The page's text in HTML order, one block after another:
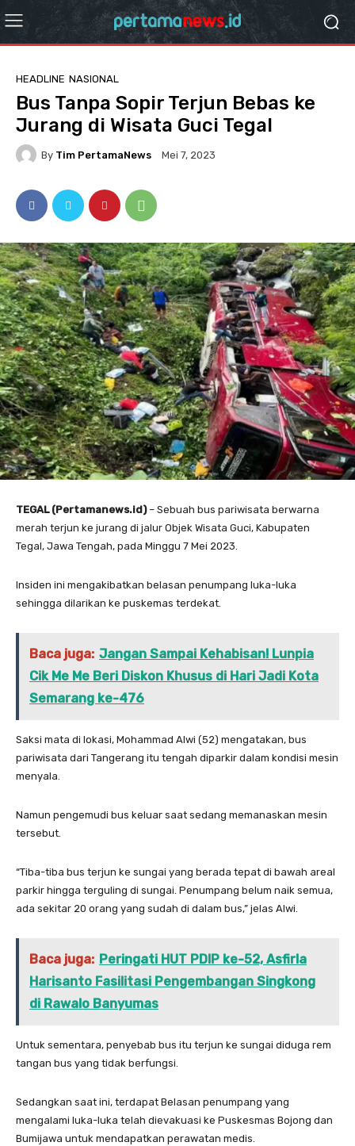
HEADLINE NASIONAL
Bus Tanpa Sopir Terjun Bebas ke
Jurang di Wisata Guci Tegal
By Tim PertamaNews Mei 7, 2023
TEGAL (Pertamanews.id) – Sebuah bus pariwisata berwarna
merah terjun ke jurang di jalur Objek Wisata Guci, Kabupaten
Tegal, Jawa Tengah, pada Minggu 7 Mei 2023.
Insiden ini mengakibatkan belasan penumpang luka-luka
sehingga dilarikan ke puskemas terdekat.
Baca juga: Jangan Sampai Kehabisan! Lunpia
Cik Me Me Beri Diskon Khusus di Hari Jadi Kota
Semarang ke-476
Saksi mata di lokasi, Mohammad Alwi (52) mengatakan, bus
pariwisata dari Tangerang itu tengah diparkir dalam kondisi mesin
menyala.
Namun pengemudi bus keluar saat sedang memanaskan mesin
tersebut.
“Tiba-tiba bus terjun ke sungai yang berada tepat di bawah areal
parkir hingga terguling di sungai. Penumpang belum naik semua,
ada sekitar 20 orang yang sudah di dalam bus,” jelas Alwi.
Baca juga: Peringati HUT PDIP ke-52, Asfirla
Harisanto Fasilitasi Pengembangan Singkong
di Rawalo Banyumas
Untuk sementara, penyebab bus itu terjun ke sungai diduga rem
tangan bus yang tidak berfungsi.
Sedangkan saat ini, terdapat Belasan penumpang yang
mengalami luka-luka telah dievakuasi ke Puskesmas Bojong dan
Bumijawa untuk mendapatkan perawatan medis.